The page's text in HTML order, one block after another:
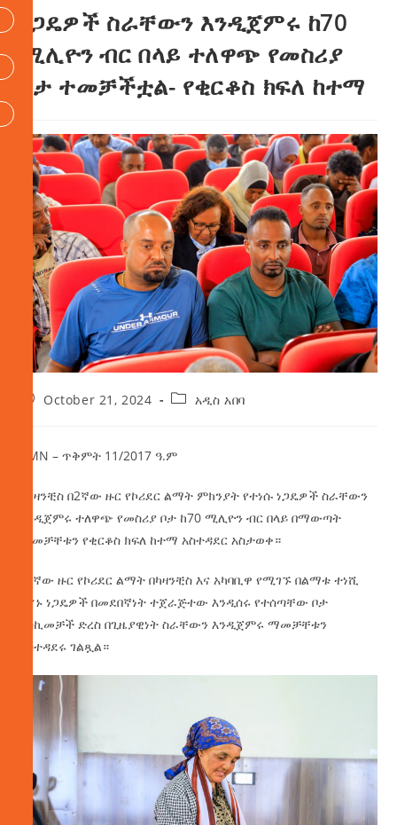
ነጋዴዎች ስራቸውን እንዲጀምሩ ከ70
ሚሊዮን ብር በላይ ተለዋጭ የመስሪያ
ቦታ ተመቻችቷል- የቂርቆስ ክፍለ ከተማ
October 21, 2024 አዲስ አበባ
AMN – ጥቅምት 11/2017 ዓ.ም
ከካዛንቺስ በ2ኛው ዙር የኮሪደር ልማት ምክንያት የተነሱ ነጋዴዎች ስራቸውን
እንዲጀምሩ ተለዋጭ የመስሪያ ቦታ ከ70 ሚሊዮን ብር በላይ በማውጣት
ማመቻቸቱን የቂርቆስ ክፍለ ከተማ አስተዳደር አስታወቀ።
በ2ኛውዙር የኮሪደር ልማት በካዛንቺስ እና አካባቢዋ የሚገኙ በልማቱ ተነሺ
የሆኑ ነጋዴዎች በመደበኛነት ተጀራጅተው እንዲሰሩ የተሰጣቸው ቦታ
እስኪመቻች ድረስ በጊዜያዊነት ስራቸውን እንዲጀምሩ ማመቻቸቱን
አስተዳደሩ ገልጿል።